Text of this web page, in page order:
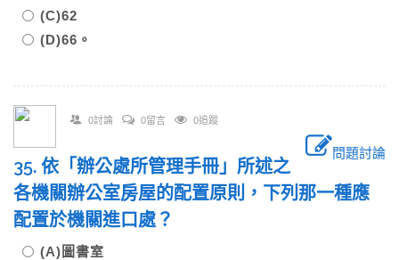
(C)62
(D)66。
0討論 0留言 0追蹤
問題討論
35. 依「辦公處所管理手冊」所述之
各機關辦公室房屋的配置原則，下列那一種應
配置於機關進口處？
(A)圖書室